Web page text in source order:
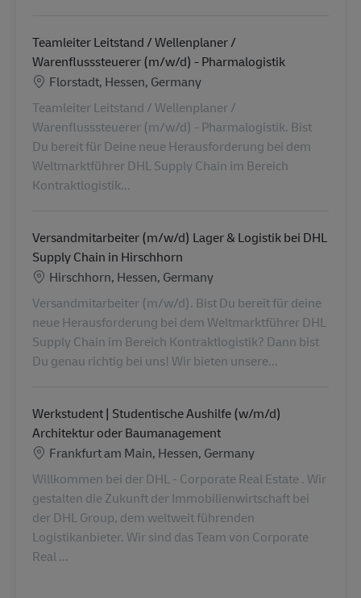
Teamleiter Leitstand / Wellenplaner /
Warenflusssteuerer (m/w/d) - Pharmalogistik
Locatie
Florstadt, Hessen, Germany
Teamleiter Leitstand / Wellenplaner /
Warenflusssteuerer (m/w/d) - Pharmalogistik. Bist
Du bereit für Deine neue Herausforderung bei dem
Weltmarktführer DHL Supply Chain im Bereich
Kontraktlogistik...
Versandmitarbeiter (m/w/d) Lager & Logistik bei DHL
Supply Chain in Hirschhorn
Locatie
Hirschhorn, Hessen, Germany
Versandmitarbeiter (m/w/d). Bist Du bereit für deine
neue Herausforderung bei dem Weltmarktführer DHL
Supply Chain im Bereich Kontraktlogistik? Dann bist
Du genau richtig bei uns! Wir bieten unsere...
Werkstudent | Studentische Aushilfe (w/m/d)
Architektur oder Baumanagement
Locatie
Frankfurt am Main, Hessen, Germany
Willkommen bei der DHL - Corporate Real Estate . Wir
gestalten die Zukunft der Immobilienwirtschaft bei
der DHL Group, dem weltweit führenden
Logistikanbieter. Wir sind das Team von Corporate
Real ...